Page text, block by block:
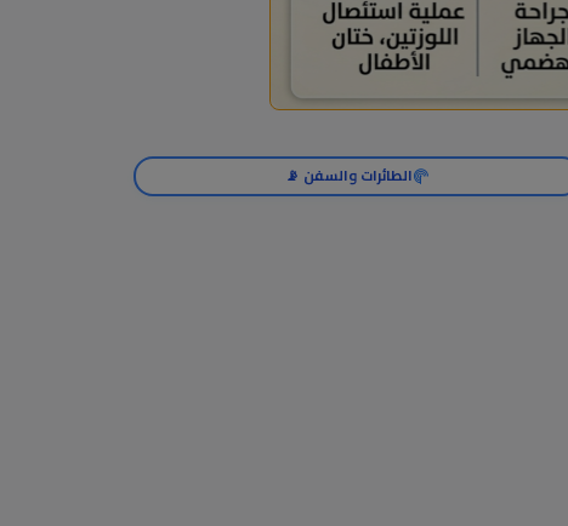
الطائرات والسفن 📡